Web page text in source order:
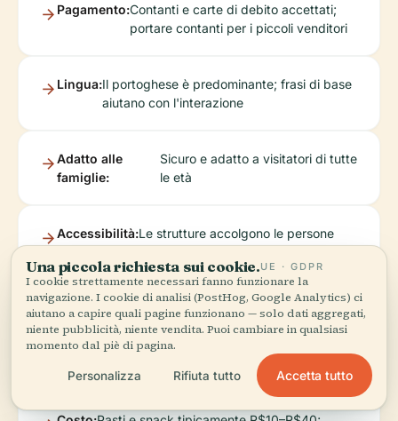
Pagamento:Contanti e carte di debito accettati;
portare contanti per i piccoli venditori
Lingua:Il portoghese è predominante; frasi di base
aiutano con l'interazione
Adatto alle
famiglie:
Sicuro e adatto a visitatori di tutte
le età
Accessibilità:Le strutture accolgono le persone
anticipo per esigenze specifiche
Calendario
eventi:
Controlla
la
pagina degli
per gli
Una piccola richiesta sui cookie.UE · GDPR
I cookie strettamente necessari fanno funzionare la
navigazione. I cookie di analisi (PostHog, Google Analytics) ci
aiutano a capire quali pagine funzionano — solo dati aggregati,
niente pubblicità, niente vendita. Puoi cambiare in qualsiasi
momento dal piè di pagina.
Personalizza Rifiuta tutto Accetta tutto